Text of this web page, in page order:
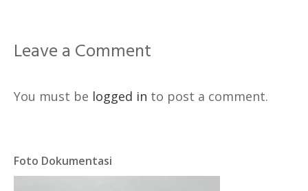
Leave a Comment
You must be logged in to post a comment.
Foto Dokumentasi